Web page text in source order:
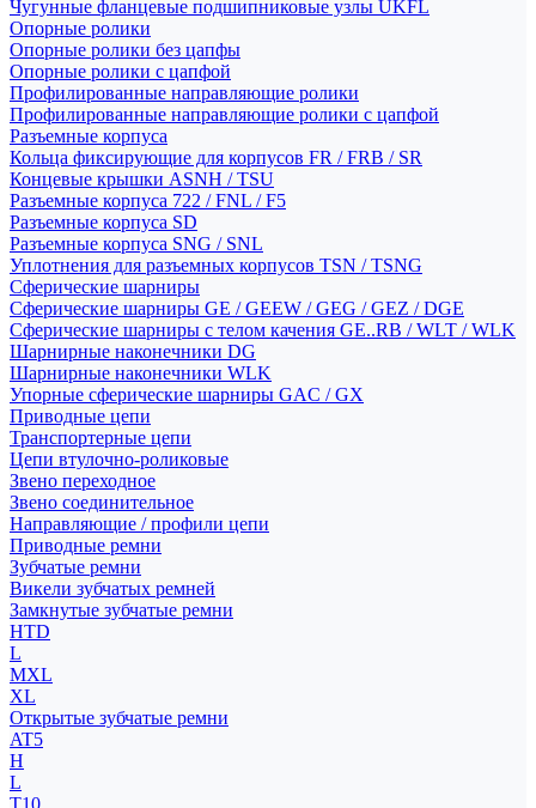
Чугунные фланцевые подшипниковые узлы UKFL
Опорные ролики
Опорные ролики без цапфы
Опорные ролики с цапфой
Профилированные направляющие ролики
Профилированные направляющие ролики с цапфой
Разъемные корпуса
Кольца фиксирующие для корпусов FR / FRB / SR
Концевые крышки ASNH / TSU
Разъемные корпуса 722 / FNL / F5
Разъемные корпуса SD
Разъемные корпуса SNG / SNL
Уплотнения для разъемных корпусов TSN / TSNG
Сферические шарниры
Сферические шарниры GE / GEEW / GEG / GEZ / DGE
Сферические шарниры с телом качения GE..RB / WLT / WLK
Шарнирные наконечники DG
Шарнирные наконечники WLK
Упорные сферические шарниры GAC / GX
Приводные цепи
Транспортерные цепи
Цепи втулочно-роликовые
Звено переходное
Звено соединительное
Направляющие / профили цепи
Приводные ремни
Зубчатые ремни
Викели зубчатых ремней
Замкнутые зубчатые ремни
HTD
L
MXL
XL
Открытые зубчатые ремни
AT5
H
L
T10